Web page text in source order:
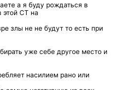
а я буду рождаться в
СТ на
злы не не будут то есть при
уже себе другое место и
насилием рано или